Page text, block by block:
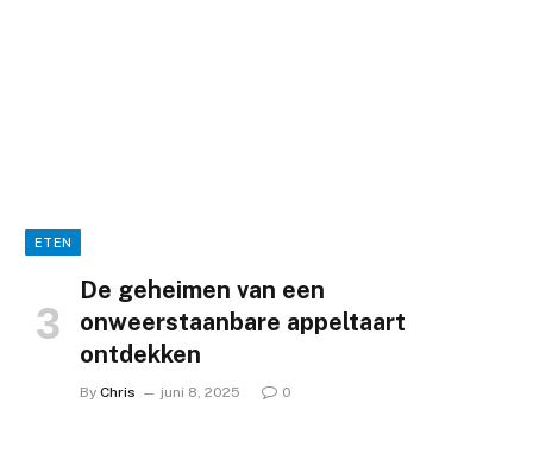
ETEN
De geheimen van een
onweerstaanbare appeltaart
ontdekken
By Chris juni 8, 2025 0